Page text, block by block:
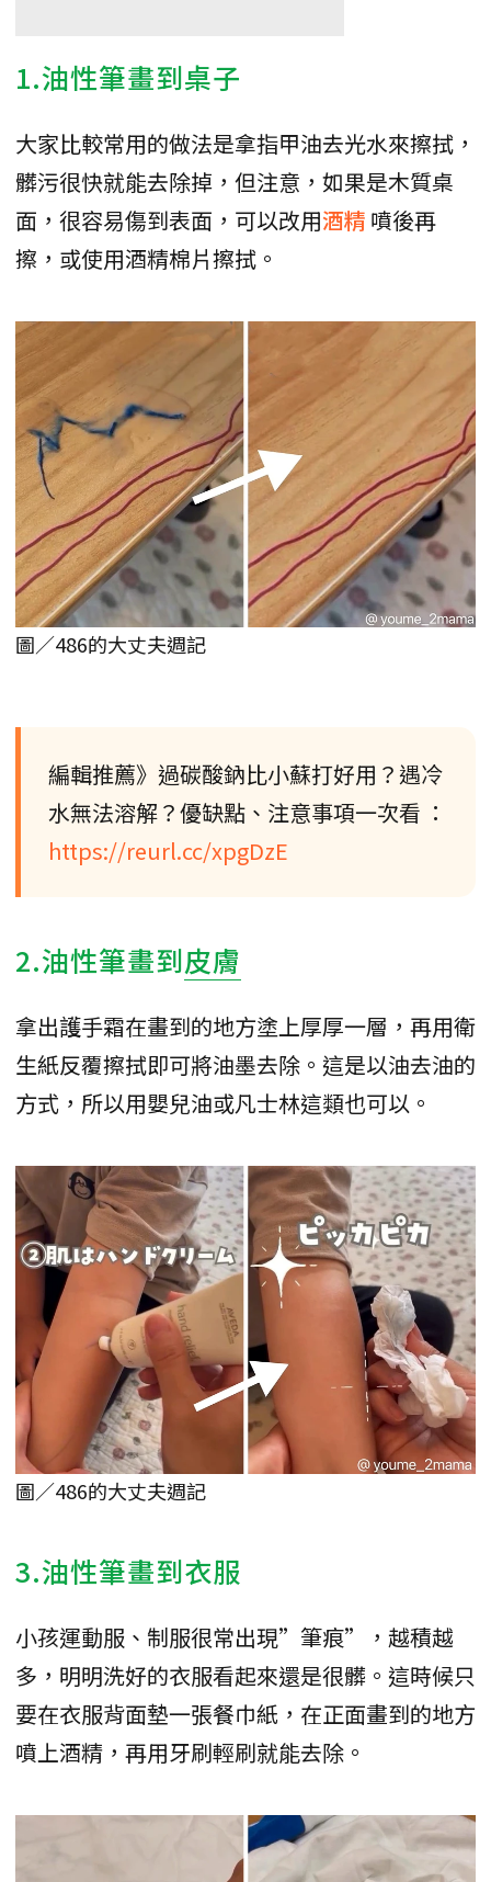
1.油性筆畫到桌子
大家比較常用的做法是拿指甲油去光水來擦拭，
髒污很快就能去除掉，但注意，如果是木質桌
面，很容易傷到表面，可以改用酒精 噴後再
擦，或使用酒精棉片擦拭。
圖／486的大丈夫週記
編輯推薦》過碳酸鈉比小蘇打好用？遇冷
水無法溶解？優缺點、注意事項一次看 ：
https://reurl.cc/xpgDzE
2.油性筆畫到皮膚
拿出護手霜在畫到的地方塗上厚厚一層，再用衛
生紙反覆擦拭即可將油墨去除。這是以油去油的
方式，所以用嬰兒油或凡士林這類也可以。
圖／486的大丈夫週記
3.油性筆畫到衣服
小孩運動服、制服很常出現”筆痕”，越積越
多，明明洗好的衣服看起來還是很髒。這時候只
要在衣服背面墊一張餐巾紙，在正面畫到的地方
噴上酒精，再用牙刷輕刷就能去除。